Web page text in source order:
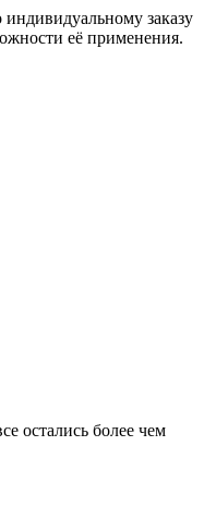
заказу
её применения.
остались более чем